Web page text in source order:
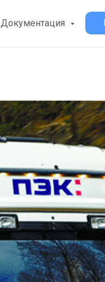
Документация